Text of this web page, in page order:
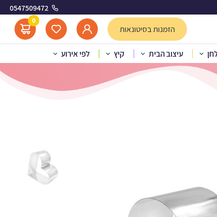
0547509472
הזמנות בסיטונאות
0
עיצוב הבית קיץ לפי אירוע